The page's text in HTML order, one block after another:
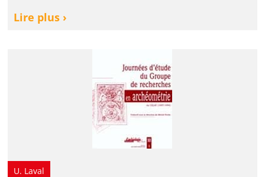
Lire plus ›
U. Laval